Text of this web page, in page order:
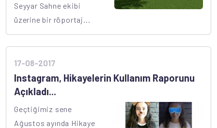
Seyyar Sahne ekibi
üzerine bir röportaj...
17-08-2017
Instagram, Hikayelerin Kullanım Raporunu
Açıkladı...
Geçtiğimiz sene
Ağustos ayında Hikaye